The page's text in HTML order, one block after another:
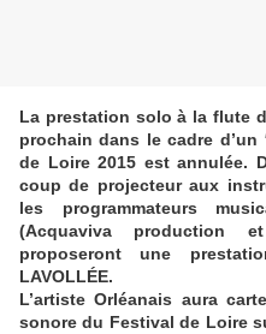
La prestation solo à la flute
prochain dans le cadre d’un
de Loire 2015 est annulée.
coup de projecteur aux
les programmateurs
(Acquaviva production
proposeront une
LAVOLLÉE.
L’artiste Orléanais aura
sonore du Festival de Loire